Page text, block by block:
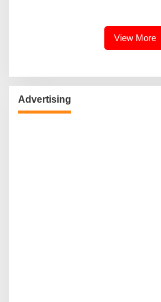
View More
Advertising